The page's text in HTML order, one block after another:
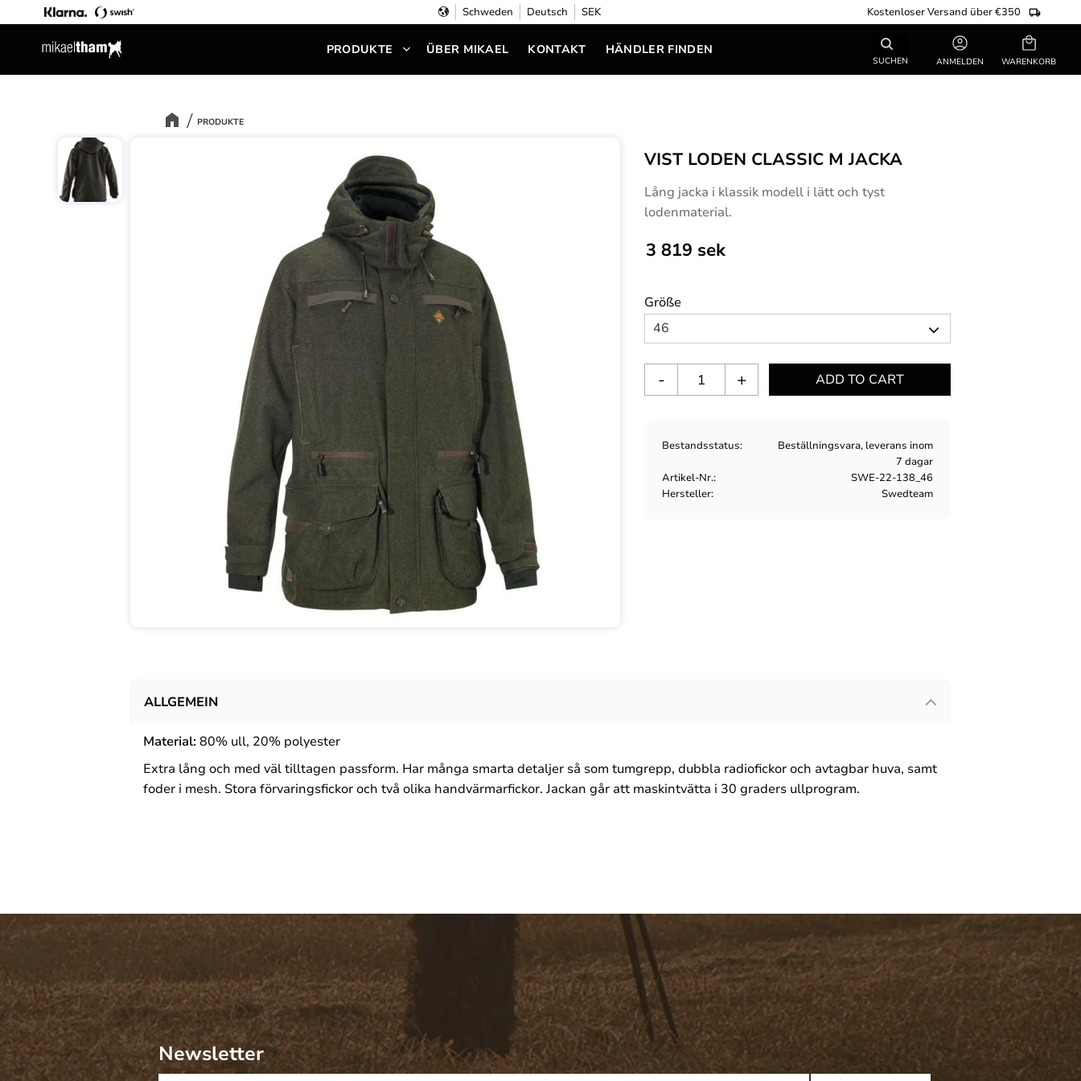
Schweden Deutsch SEK Kostenloser Versand über €350
SUCHEN
PRODUKTE ÜBER MIKAEL KONTAKT HÄNDLER FINDEN
ANMELDEN
Warenkorb
PRODUKTE
VIST LODEN CLASSIC M JACKA
Lång jacka i klassik modell i lätt och tyst
lodenmaterial.
3 819 sek
Größe
+
-
Bestandsstatus
Beställningsvara, leverans inom
7 dagar
Artikel-Nr.
SWE-22-138_46
Hersteller
Swedteam
ALLGEMEIN
Material: 80% ull, 20% polyester
Extra lång och med väl tilltagen passform. Har många smarta detaljer så som tumgrepp, dubbla radiofickor och avtagbar huva, samt
foder i mesh. Stora förvaringsfickor och två olika handvärmarfickor. Jackan går att maskintvätta i 30 graders ullprogram.
Newsletter